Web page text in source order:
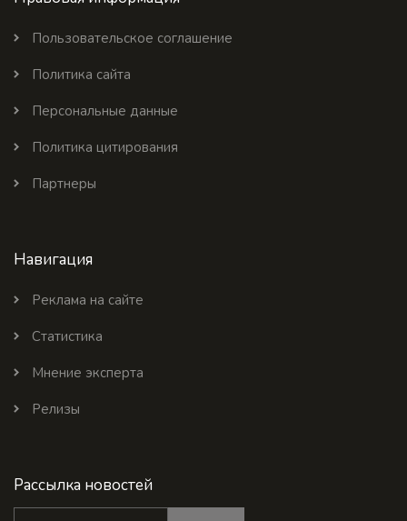
Пользовательское соглашение
Политика сайта
Персональные данные
Политика цитирования
Партнеры
Навигация
Реклама на сайте
Статистика
Мнение эксперта
Релизы
Рассылка новостей